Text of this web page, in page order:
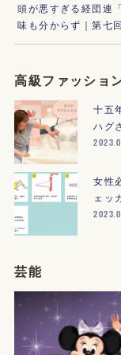
頭が悪すぎる経団連
味も分からず｜第七
高級ファッショ
十五
ハグ
女性
ェッ
芸能